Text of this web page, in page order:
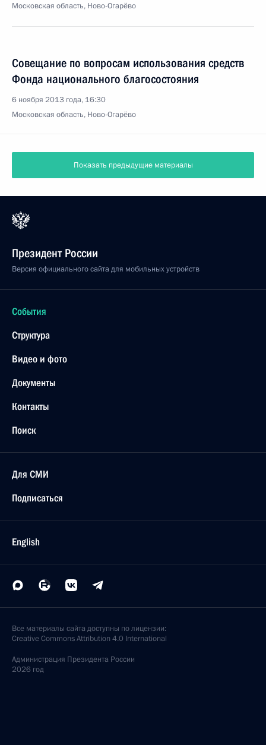
Московская область, Ново-Огарёво
Совещание по вопросам использования средств
Фонда национального благосостояния
6 ноября 2013 года, 16:30
Московская область, Ново-Огарёво
Показать предыдущие материалы
Президент России
Версия официального сайта для мобильных устройств
События
Структура
Видео и фото
Документы
Контакты
Поиск
Для СМИ
Подписаться
English
Все материалы сайта доступны по лицензии:
Creative Commons Attribution 4.0 International
Администрация Президента России
2026 год